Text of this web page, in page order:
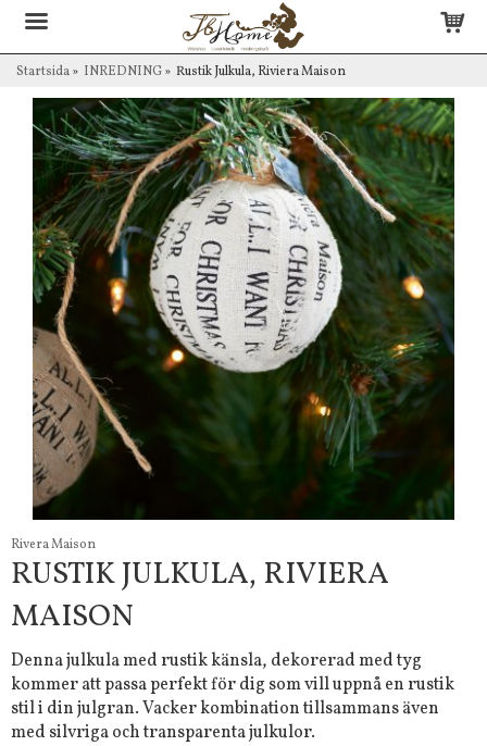
Startsida» INREDNING» Rustik Julkula, Riviera Maison
Rivera Maison
RUSTIK JULKULA, RIVIERA
MAISON
Denna julkula med rustik känsla, dekorerad med tyg
kommer att passa perfekt för dig som vill uppnå en rustik
stil i din julgran. Vacker kombination tillsammans även
med silvriga och transparenta julkulor.